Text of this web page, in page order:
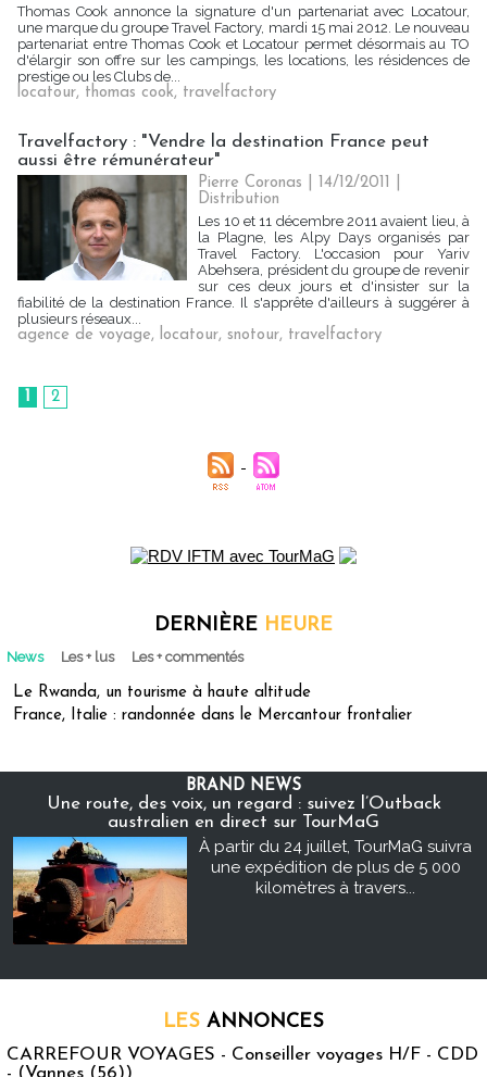
Thomas Cook annonce la signature d'un partenariat avec Locatour,
une marque du groupe Travel Factory, mardi 15 mai 2012. Le nouveau
partenariat entre Thomas Cook et Locatour permet désormais au TO
d'élargir son offre sur les campings, les locations, les résidences de
prestige ou les Clubs de...
locatour, thomas cook, travelfactory
Travelfactory : "Vendre la destination France peut
aussi être rémunérateur"
Pierre Coronas | 14/12/2011
Distribution
Les 10 et 11 décembre 2011 avaient lieu, à
la Plagne, les Alpy Days organisés par
Travel Factory. L'occasion pour Yariv
Abehsera, président du groupe de revenir
sur ces deux jours et d'insister sur la
fiabilité de la destination France. Il s'apprête d'ailleurs à suggérer à
plusieurs réseaux...
agence de voyage, locatour, snotour, travelfactory
1 2
DERNIÈRE HEURE
News Les + lus Les + commentés
Le Rwanda, un tourisme à haute altitude
France, Italie : randonnée dans le Mercantour frontalier
BRAND NEWS
Une route, des voix, un regard : suivez l’Outback
australien en direct sur TourMaG
À partir du 24 juillet, TourMaG suivra
une expédition de plus de 5 000
kilomètres à travers...
LES ANNONCES
CARREFOUR VOYAGES - Conseiller voyages H/F - CDD
- (Vannes (56))